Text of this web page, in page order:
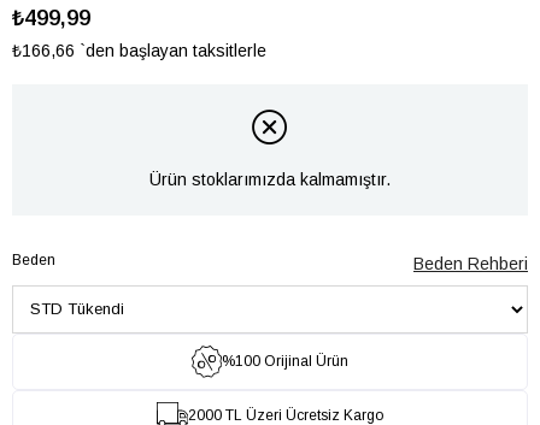
₺499,99
₺166,66 `den başlayan taksitlerle
Ürün stoklarımızda kalmamıştır.
Beden Beden Rehberi
%100 Orijinal Ürün
2000 TL Üzeri Ücretsiz Kargo